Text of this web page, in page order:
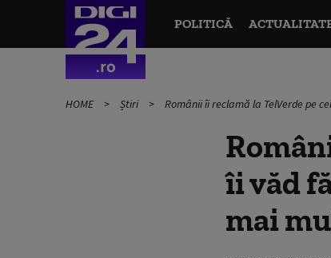
POLITICĂ
HOME Știri Românii îi reclamă la TelVerde pe
îi văd
mai